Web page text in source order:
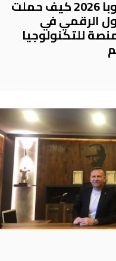
موني 20/20 أوروبا 2026 كيف حملت
الرقمي في
للتكنولوجيا